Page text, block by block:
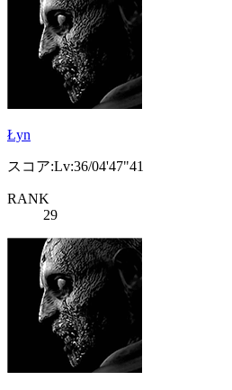
Łyn
スコア:Lv:36/04'47"41
RANK
29